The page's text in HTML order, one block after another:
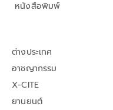
หนังสือพิมพ์
ต่างประเทศ
อาชญากรรม
X-CITE
ยานยนต์